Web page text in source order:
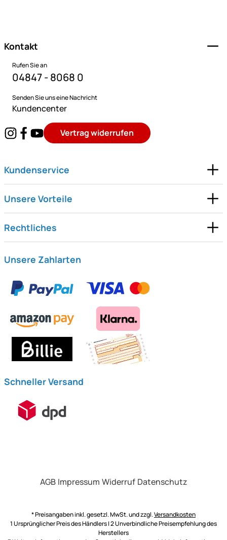
Kontakt
Rufen Sie an
04847 - 8068 0
Senden Sie uns eine Nachricht
Kundencenter
Vertrag widerrufen
Kundenservice
Unsere Vorteile
Rechtliches
Unsere Zahlarten
Schneller Versand
AGB Impressum Widerruf Datenschutz
* Preisangaben inkl. gesetzl. MwSt. und zzgl.Versandkosten
1 Ursprünglicher Preis des Händlers | 2 Unverbindliche Preisempfehlung des
Herstellers